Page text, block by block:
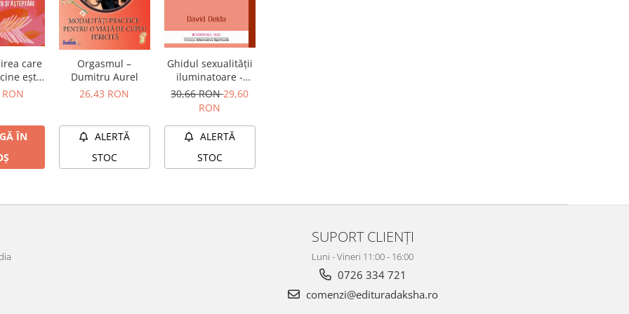
care
ești,
iluzii și
ÎN
Orgasmul –
Dumitru Aurel
26,43 RON
ALERTĂ
STOC
Ghidul sexualităţii
iluminatoare -
învaţă să trăieşti
extazul amoros
30,66 RON29,60
RON
ALERTĂ
STOC
SUPORT CLIENȚI
Luni - Vineri 11:00 - 16:00
0726 334 721
comenzi@edituradaksha.ro